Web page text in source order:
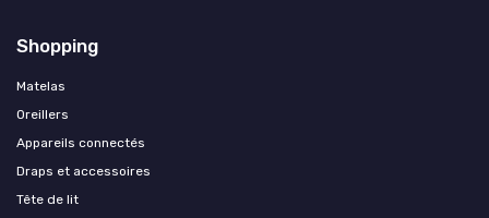
Shopping
Matelas
Oreillers
Appareils connectés
Draps et accessoires
Tête de lit